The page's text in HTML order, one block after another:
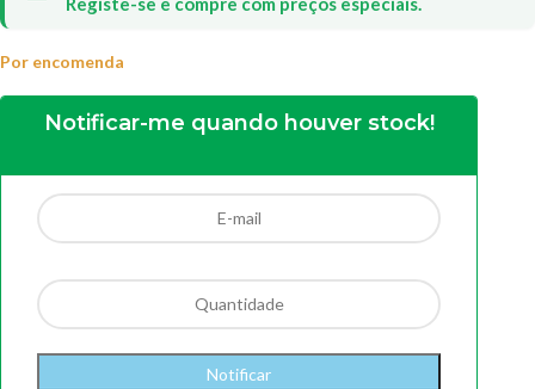
Por encomenda
Notificar-me quando houver stock!